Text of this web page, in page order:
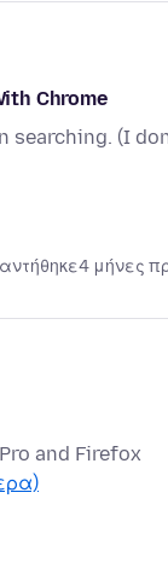
Chrome
searching. (I
4 μήνες
and Firefox